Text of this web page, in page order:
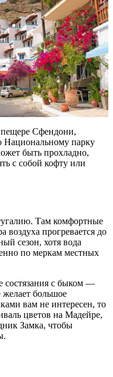
Сфендони,
Национальному парку
быть прохладно,
с собой кофту или
Там комфортные
воздуха прогревается до
сезон, хотя вода
по меркам местных
состязания с быком —
желает большое
вам не интересен, то
цветов на Мадейре,
Замка, чтобы